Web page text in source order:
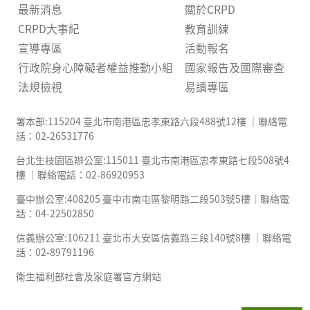
最新消息
關於CRPD
CRPD大事紀
教育訓練
宣導專區
活動報名
行政院身心障礙者權益推動小組
國家報告及國際審查
法規檢視
易讀專區
署本部:115204 臺北市南港區忠孝東路六段488號12樓 ｜聯絡電
話：02-26531776
台北生技園區辦公室:115011 臺北市南港區忠孝東路七段508號4
樓 ｜聯絡電話：02-86920953
臺中辦公室:408205 臺中市南屯區黎明路二段503號5樓｜聯絡電
話：04-22502850
信義辦公室:106211 臺北市大安區信義路三段140號8樓 ｜聯絡電
話：02-89791196
衛生福利部社會及家庭署官方網站